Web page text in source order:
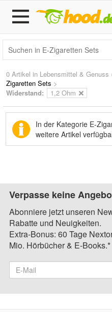
0 Artikel in Lebensmittel & Genuss ›
Zigaretten Sets >
Widerstand:
1,2 Ohm
In der Kategorie E-
weitere Artikel
Verpasse keine
Abonniere jetzt unseren
Rabatte und Neuigkeiten.
Extra-Bonus: 60 Tage
Mio. Hörbücher & E-Books.*